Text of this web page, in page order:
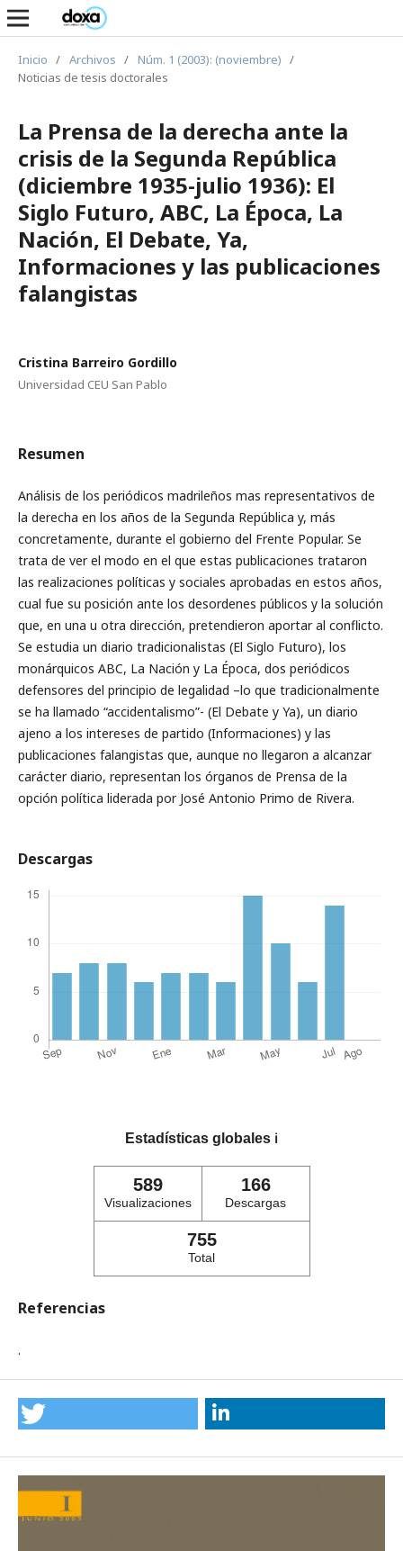
Inicio / Archivos / Núm. 1 (2003): (noviembre) /
Noticias de tesis doctorales
La Prensa de la derecha ante la
crisis de la Segunda República
(diciembre 1935-julio 1936): El
Siglo Futuro, ABC, La Época, La
Nación, El Debate, Ya,
Informaciones y las publicaciones
falangistas
Cristina Barreiro Gordillo
Universidad CEU San Pablo
Resumen
Análisis de los periódicos madrileños mas representativos de
la derecha en los años de la Segunda República y, más
concretamente, durante el gobierno del Frente Popular. Se
trata de ver el modo en el que estas publicaciones trataron
las realizaciones políticas y sociales aprobadas en estos años,
cual fue su posición ante los desordenes públicos y la solución
que, en una u otra dirección, pretendieron aportar al conflicto.
Se estudia un diario tradicionalistas (El Siglo Futuro), los
monárquicos ABC, La Nación y La Época, dos periódicos
defensores del principio de legalidad –lo que tradicionalmente
se ha llamado “accidentalismo”- (El Debate y Ya), un diario
ajeno a los intereses de partido (Informaciones) y las
publicaciones falangistas que, aunque no llegaron a alcanzar
carácter diario, representan los órganos de Prensa de la
opción política liderada por José Antonio Primo de Rivera.
Descargas
Estadísticas globales ℹ️
589
Visualizaciones
166
Descargas
755
Total
Referencias
.